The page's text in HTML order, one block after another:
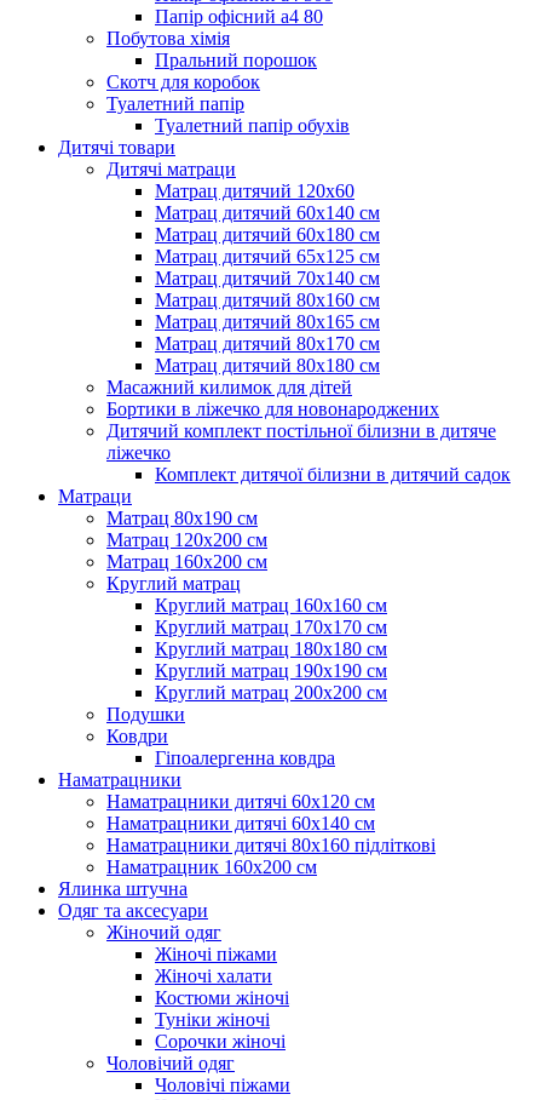
Папір офісний а4 80
Побутова хімія
Пральний порошок
Скотч для коробок
Туалетний папір
Туалетний папір обухів
Дитячі товари
Дитячі матраци
Матрац дитячий 120х60
Матрац дитячий 60х140 см
Матрац дитячий 60х180 см
Матрац дитячий 65х125 см
Матрац дитячий 70х140 см
Матрац дитячий 80х160 см
Матрац дитячий 80х165 см
Матрац дитячий 80х170 см
Матрац дитячий 80х180 см
Масажний килимок для дітей
Бортики в ліжечко для новонароджених
Дитячий комплект постільної білизни в дитяче
ліжечко
Комплект дитячої білизни в дитячий садок
Матраци
Матрац 80х190 см
Матрац 120х200 см
Матрац 160х200 см
Круглий матрац
Круглий матрац 160х160 см
Круглий матрац 170х170 см
Круглий матрац 180х180 см
Круглий матрац 190х190 см
Круглий матрац 200х200 см
Подушки
Ковдри
Гіпоалергенна ковдра
Наматрацники
Наматрацники дитячі 60х120 см
Наматрацники дитячі 60х140 см
Наматрацники дитячі 80х160 підліткові
Наматрацник 160х200 см
Ялинка штучна
Одяг та аксесуари
Жіночий одяг
Жіночі піжами
Жіночі халати
Костюми жіночі
Туніки жіночі
Сорочки жіночі
Чоловічий одяг
Чоловічі піжами